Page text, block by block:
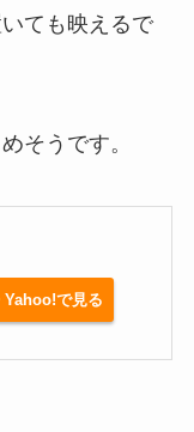
ても映えるで
そうです。
Yahoo!で見る